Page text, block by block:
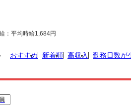
：平均時給1,684円
おすすめ 新着順 高収入 勤務日数が